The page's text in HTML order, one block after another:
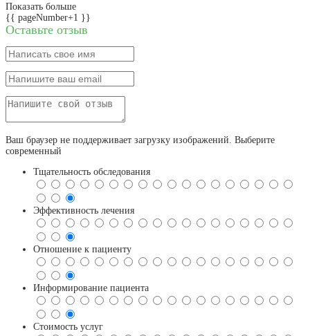
Показать больше
{{ pageNumber+1 }}
Оставьте отзыв
Ваш браузер не поддерживает загрузку изображений. Выберите
современный
Тщательность обследования
Эффективность лечения
Отношение к пациенту
Информирование пациента
Стоимость услуг